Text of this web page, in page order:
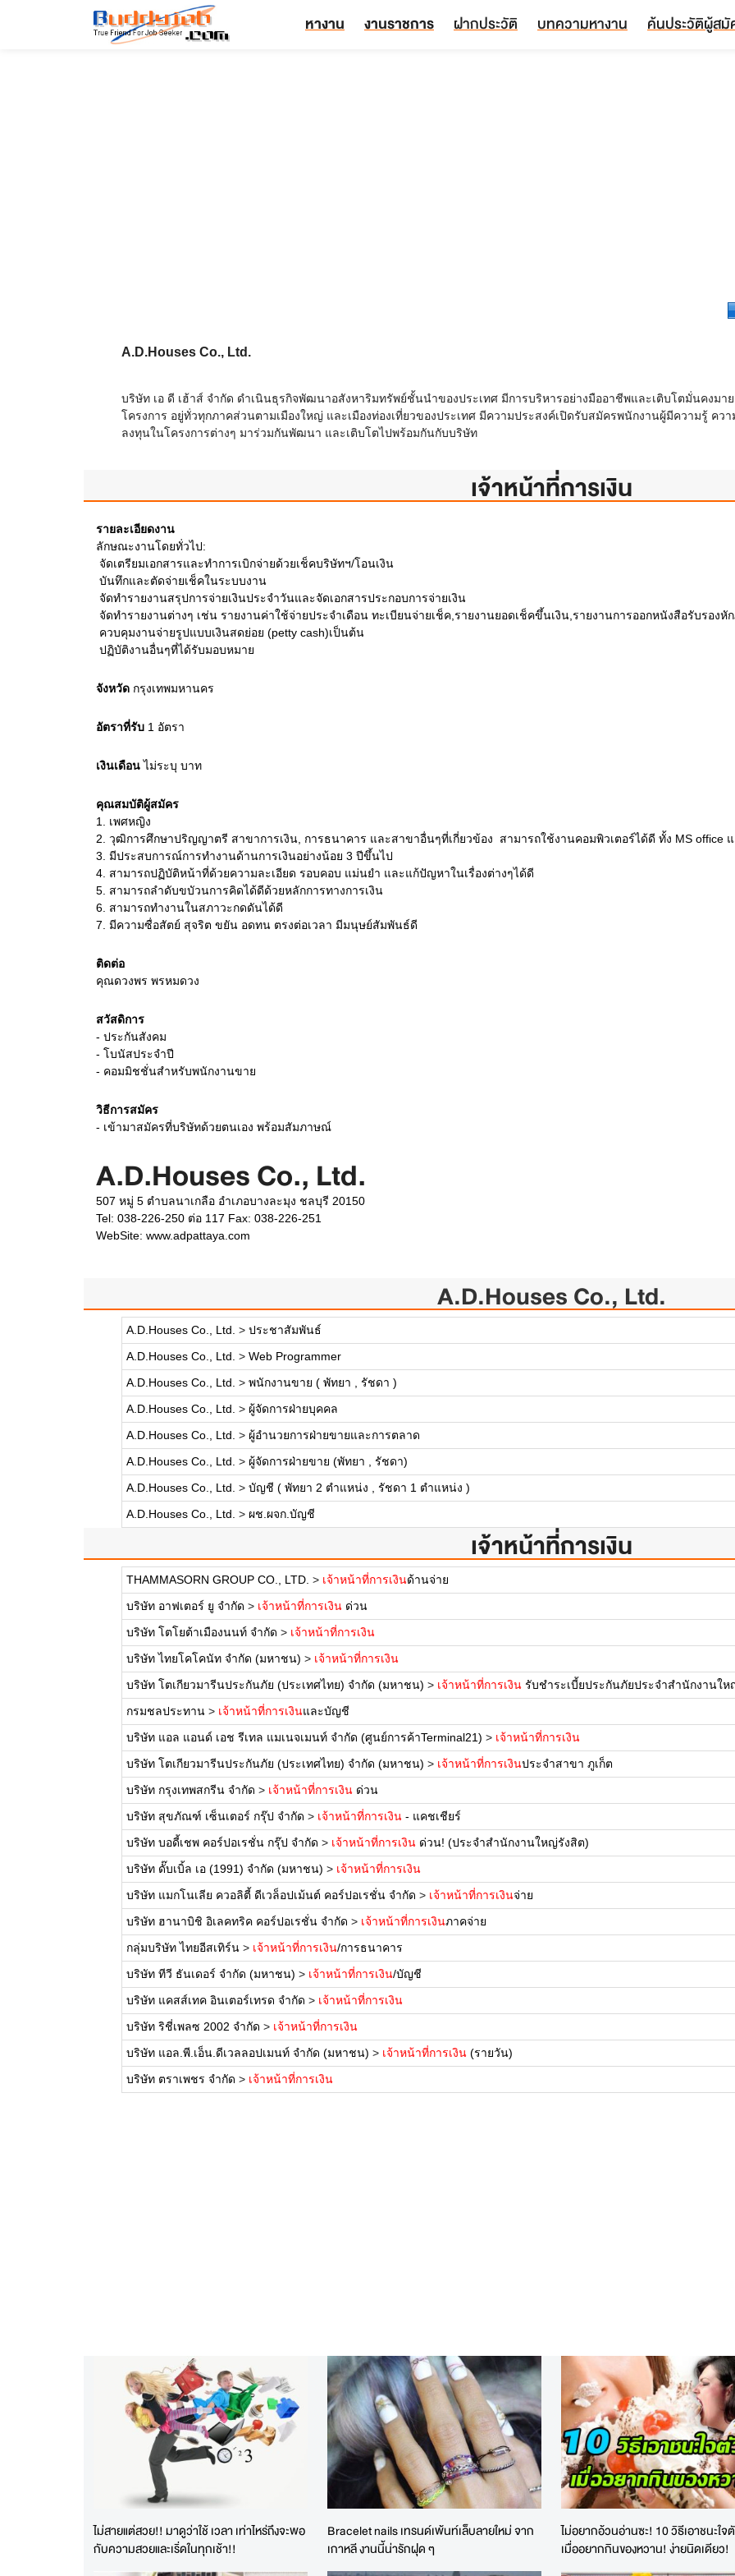
หางาน งานราชการ ฝากประวัติ บทความหางาน ค้นประวัติผู้สมั
A.D.Houses Co., Ltd.
บริษัท เอ ดี เฮ้าส์ จำกัด ดำเนินธุรกิจพัฒนาอสังหาริมทรัพย์ชั้นนำของประเทศ มีการบริหารอย่างมืออาชีพและเติบโตมั่นคงม
โครงการ อยู่ทั่วทุกภาคส่วนตามเมืองใหญ่ และเมืองท่องเที่ยวของประเทศ มีความประสงค์เปิดรับสมัครพนักงานผู้มีความรู้ คว
ลงทุนในโครงการต่างๆ มาร่วมกันพัฒนา และเติบโตไปพร้อมกันกับบริษัท
เจ้าหน้าที่การเงิน
รายละเอียดงาน
ลักษณะงานโดยทั่วไป:
 จัดเตรียมเอกสารและทำการเบิกจ่ายด้วยเช็คบริษัทฯ/โอนเงิน
 บันทึกและตัดจ่ายเช็คในระบบงาน
 จัดทำรายงานสรุปการจ่ายเงินประจำวันและจัดเอกสารประกอบการจ่ายเงิน
 จัดทำรายงานต่างๆ เช่น รายงานค่าใช้จ่ายประจำเดือน ทะเบียนจ่ายเช็ค,รายงานยอดเช็คขึ้นเงิน,รายงานการออกหนังสือรับรอง
 ควบคุมงานจ่ายรูปแบบเงินสดย่อย (petty cash)เป็นต้น
 ปฏิบัติงานอื่นๆที่ได้รับมอบหมาย
จังหวัด กรุงเทพมหานคร
อัตราที่รับ 1 อัตรา
เงินเดือนไม่ระบุ บาท
คุณสมบัติผู้สมัคร
1.
เพศหญิง
2. วุฒิการศึกษาปริญญาตรี สาขาการเงิน, การธนาคาร และสาขาอื่นๆที่เกี่ยวข้อง  สามารถใช้งานคอมพิวเตอร์ได้ดี ทั้ง MS office
3. มีประสบการณ์การทำงานด้านการเงินอย่างน้อย 3 ปีขึ้นไป
4. สามารถปฏิบัติหน้าที่ด้วยความละเอียด รอบคอบ แม่นยำ และแก้ปัญหาในเรื่องต่างๆได้ดี
5. สามารถลำดับขบัวนการคิดได้ดีด้วยหลักการทางการเงิน
6. สามารถทำงานในสภาวะกดดันได้ดี
7. มีความซื่อสัตย์ สุจริต ขยัน อดทน ตรงต่อเวลา มีมนุษย์สัมพันธ์ดี
ติดต่อ
คุณดวงพร พรหมดวง
สวัสดิการ
- ประกันสังคม
- โบนัสประจำปี
- คอมมิชชั่นสำหรับพนักงานขาย
วิธีการสมัคร
- เข้ามาสมัครที่บริษัทด้วยตนเอง พร้อมสัมภาษณ์
A.D.Houses Co., Ltd.
507 หมู่ 5 ตำบลนาเกลือ อำเภอบางละมุง ชลบุรี 20150
Tel: 038-226-250 ต่อ 117 Fax: 038-226-251
WebSite: www.adpattaya.com
A.D.Houses Co., Ltd.
A.D.Houses Co., Ltd. > ประชาสัมพันธ์
A.D.Houses Co., Ltd. > Web Programmer
A.D.Houses Co., Ltd. > พนักงานขาย ( พัทยา , รัชดา )
A.D.Houses Co., Ltd. > ผู้จัดการฝ่ายบุคคล
A.D.Houses Co., Ltd. > ผู้อำนวยการฝ่ายขายและการตลาด
A.D.Houses Co., Ltd. > ผู้จัดการฝ่ายขาย (พัทยา , รัชดา)
A.D.Houses Co., Ltd. > บัญชี ( พัทยา 2 ตำแหน่ง , รัชดา 1 ตำแหน่ง )
A.D.Houses Co., Ltd. > ผช.ผจก.บัญชี
เจ้าหน้าที่การเงิน
THAMMASORN GROUP CO., LTD. > เจ้าหน้าที่การเงินด้านจ่าย
บริษัท อาฟเตอร์ ยู จำกัด > เจ้าหน้าที่การเงินด่วน
บริษัท โตโยต้าเมืองนนท์ จำกัด > เจ้าหน้าที่การเงิน
บริษัท ไทยโคโคนัท จำกัด (มหาชน) > เจ้าหน้าที่การเงิน
บริษัท โตเกียวมารีนประกันภัย (ประเทศไทย) จำกัด (มหาชน) > เจ้าหน้าที่การเงินรับชำระเบี้ยประกันภัยประจำสำนักงานให
กรมชลประทาน> เจ้าหน้าที่การเงินและบัญชี
บริษัท แอล แอนด์ เอช รีเทล แมเนจเมนท์ จำกัด (ศูนย์การค้าTerminal21) > เจ้าหน้าที่การเงิน
บริษัท โตเกียวมารีนประกันภัย (ประเทศไทย) จำกัด (มหาชน) > เจ้าหน้าที่การเงินประจำสาขา ภูเก็ต
บริษัท กรุงเทพสกรีน จำกัด > เจ้าหน้าที่การเงินด่วน
บริษัท สุขภัณฑ์ เซ็นเตอร์ กรุ๊ป จำกัด > เจ้าหน้าที่การเงิน- แคชเชียร์
บริษัท บอดี้เชพ คอร์ปอเรชั่น กรุ๊ป จำกัด > เจ้าหน้าที่การเงินด่วน! (ประจำสำนักงานใหญ่รังสิต)
บริษัท ดั๊บเบิ้ล เอ (1991) จำกัด (มหาชน) > เจ้าหน้าที่การเงิน
บริษัท แมกโนเลีย ควอลิตี้ ดีเวล็อปเม้นต์ คอร์ปอเรชั่น จำกัด > เจ้าหน้าที่การเงินจ่าย
บริษัท ฮานาบิชิ อิเลคทริค คอร์ปอเรชั่น จำกัด > เจ้าหน้าที่การเงินภาคจ่าย
กลุ่มบริษัท ไทยอีสเทิร์น> เจ้าหน้าที่การเงิน/การธนาคาร
บริษัท ทีวี ธันเดอร์ จำกัด (มหาชน) > เจ้าหน้าที่การเงิน/บัญชี
บริษัท แคสส์เทค อินเตอร์เทรด จำกัด > เจ้าหน้าที่การเงิน
บริษัท ริชี่เพลซ 2002 จำกัด > เจ้าหน้าที่การเงิน
บริษัท แอล.พี.เอ็น.ดีเวลลอปเมนท์ จำกัด (มหาชน) > เจ้าหน้าที่การเงิน(รายวัน)
บริษัท ตราเพชร จำกัด > เจ้าหน้าที่การเงิน
ไม่สายแต่สวย!! มาดูว่าใช้ เวลา เท่าไหร่ถึงจะพอ
กับความสวยและเริ่ดในทุกเช้า!!
Bracelet nails เทรนด์เพ้นท์เล็บลายใหม่ จาก
เกาหลี งานนี้น่ารักฝุด ๆ
ไม่อยากอ้วนอ่านซะ! 10 วิธีเอาชนะใจ
เมื่ออยากกินของหวาน! ง่ายนิดเดียว!